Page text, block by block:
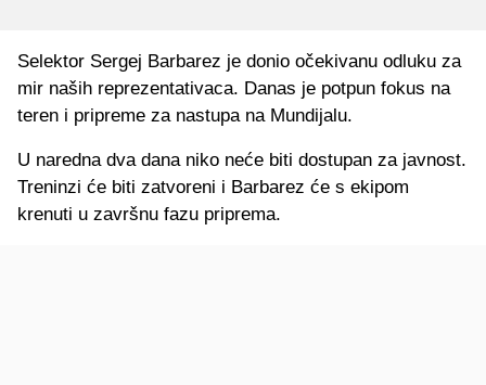
Selektor Sergej Barbarez je donio očekivanu odluku za
mir naših reprezentativaca. Danas je potpun fokus na
teren i pripreme za nastupa na Mundijalu.
U naredna dva dana niko neće biti dostupan za javnost.
Treninzi će biti zatvoreni i Barbarez će s ekipom
krenuti u završnu fazu priprema.